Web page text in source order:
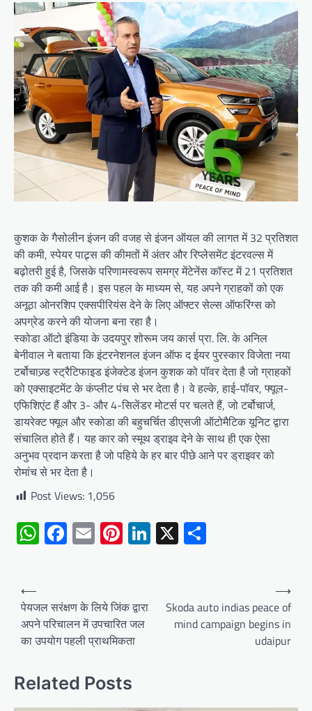
कुशक के गैसोलीन इंजन की वजह से इंजन ऑयल की लागत में 32 प्रतिशत
की कमी, स्पेयर पाट्र्स की कीमतों में अंतर और रिप्लेसमेंट इंटरवल्स में
बढ़ोतरी हुई है, जिसके परिणामस्वरूप समग्र मेंटेनेंस कॉस्ट में 21 प्रतिशत
तक की कमी आई है। इस पहल के माध्यम से, यह अपने ग्राहकों को एक
अनूठा ओनरशिप एक्सपीरियंस देने के लिए ऑफ्टर सेल्स ऑफरिंग्स को
अपग्रेड करने की योजना बना रहा है।
स्कोडा ऑटो इंडिया के उदयपुर शोरूम जय कार्स प्रा. लि. के अनिल
बेनीवाल ने बताया कि इंटरनेशनल इंजन ऑफ द ईयर पुरस्कार विजेता नया
टर्बोचाज्र्ड स्ट्रैटिफाइड इंजेक्टेड इंजन कुशक को पॉवर देता है जो ग्राहकों
को एक्साइटमेंट के कंप्लीट पंच से भर देता है। वे हल्के, हाई-पॉवर, फ्यूल-
एफिशिएंट हैं और 3- और 4-सिलेंडर मोटर्स पर चलते हैं, जो टर्बोचार्ज,
डायरेक्ट फ्यूल और स्कोडा की बहुचर्चित डीएसजी ऑटोमैटिक यूनिट द्वारा
संचालित होते हैं। यह कार को स्मूथ ड्राइव देने के साथ ही एक ऐसा
अनुभव प्रदान करता है जो पहिये के हर बार पीछे आने पर ड्राइवर को
रोमांच से भर देता है।
Post Views: 1,056
WhatsApp
Facebook
EmailPinterest
LinkedIn
X
Post
navigation
⟵
पेयजल सरंक्षण के लिये जिंक द्वारा
अपने परिचालन में उपचारित जल
का उपयोग पहली प्राथमिकता
Skoda auto indias peace of
mind campaign begins in
udaipur
⟶
Related Posts